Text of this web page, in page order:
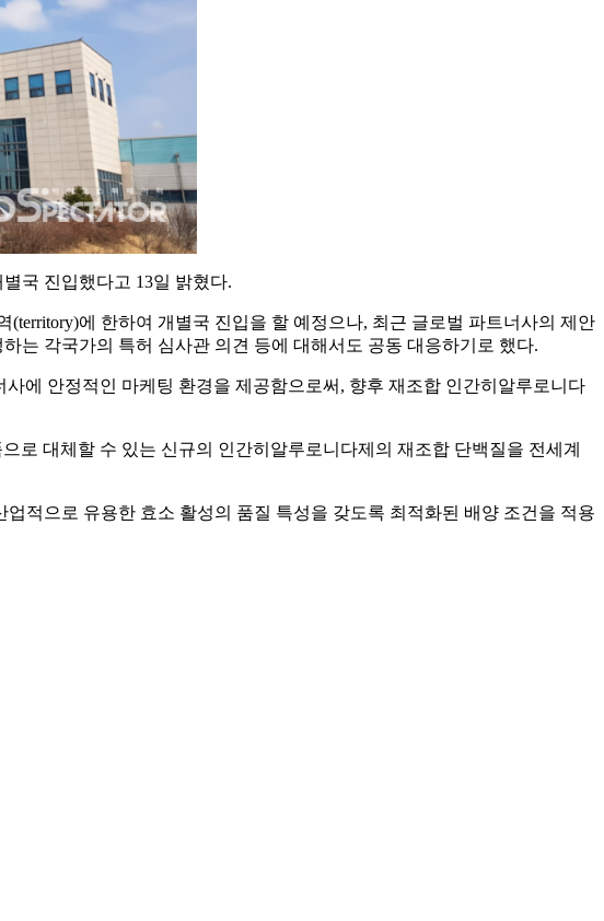
국 진입했다고 13일 밝혔다.
에 한하여 개별국 진입을 할 예정으나, 최근 글로벌 파트너사의 제안
는 각국가의 특허 심사관 의견 등에 대해서도 공동 대응하기로 했다.
에 안정적인 마케팅 환경을 제공함으로써, 향후 재조합 인간히알루로니다
로 대체할 수 있는 신규의 인간히알루로니다제의 재조합 단백질을 전세계
적으로 유용한 효소 활성의 품질 특성을 갖도록 최적화된 배양 조건을 적용